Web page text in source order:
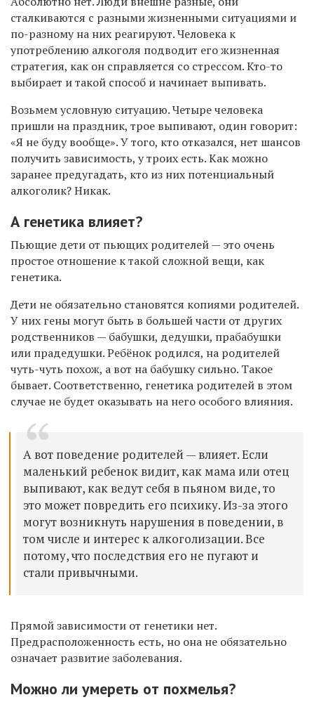
сталкиваются с разными жизненными ситуациями и
по-разному на них реагируют. Человека к
употреблению алкоголя подводит его жизненная
стратегия, как он справляется со стрессом. Кто-то
выбирает и такой способ и начинает выпивать.
Возьмем условную ситуацию. Четыре человека
пришли на праздник, трое выпивают, один говорит:
«Я не буду вообще». У того, кто отказался, нет шансов
получить зависимость, у троих есть. Как можно
заранее предугадать, кто из них потенциальный
алкоголик? Никак.
А генетика влияет?
Пьющие дети от пьющих родителей — это очень
простое отношение к такой сложной вещи, как
генетика.
Дети не обязательно становятся копиями родителей.
У них гены могут быть в большей части от других
родственников — бабушки, дедушки, прабабушки
или прадедушки. Ребёнок родился, на родителей
чуть-чуть похож, а вот на бабушку сильно. Такое
бывает. Соответственно, генетика родителей в этом
случае не будет оказывать на него особого влияния.
А вот поведение родителей — влияет. Если
маленький ребенок видит, как мама или отец
выпивают, как ведут себя в пьяном виде, то
это может повредить его психику. Из-за этого
могут возникнуть нарушения в поведении, в
том числе и интерес к алкоголизации. Все
потому, что последствия его не пугают и
стали привычными.
Прямой зависимости от генетики нет.
Предрасположенность есть, но она не обязательно
означает развитие заболевания.
Можно ли умереть от похмелья?